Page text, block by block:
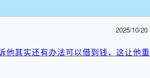
2025/10/20
他其实还有办法可以借到钱，这让他重